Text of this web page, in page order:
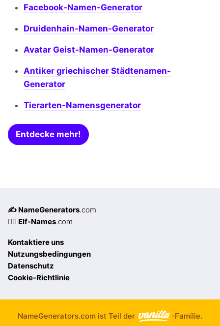
Facebook-Namen-Generator
Druidenhain-Namen-Generator
Avatar Geist-Namen-Generator
Antiker griechischer Städtenamen-
Generator
Tierarten-Namensgenerator
Entdecke mehr!
✍️ NameGenerators.com
🧝‍♀️ Elf-Names.com
Kontaktiere uns
Nutzungsbedingungen
Datenschutz
Cookie-Richtlinie
NameGenerators.com ist Teil der -Familie.